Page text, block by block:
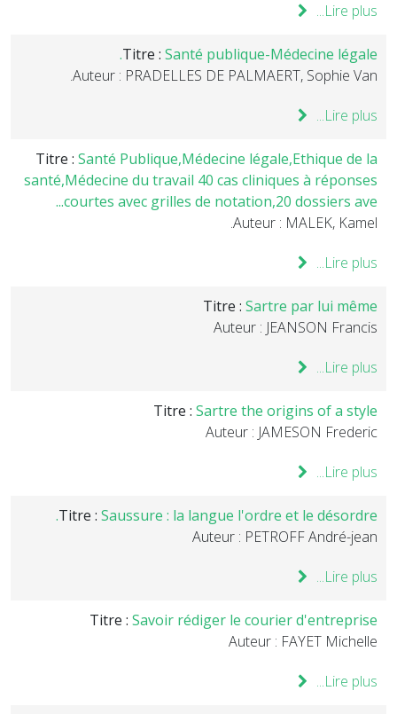
Lire plus...
Titre : Santé publique-Médecine légale.
Auteur : PRADELLES DE PALMAERT, Sophie Van.
Lire plus...
Titre : Santé Publique,Médecine légale,Ethique de la
santé,Médecine du travail 40 cas cliniques à réponses
courtes avec grilles de notation,20 dossiers ave...
Auteur : MALEK, Kamel.
Lire plus...
Titre : Sartre par lui même
Auteur : JEANSON Francis
Lire plus...
Titre : Sartre the origins of a style
Auteur : JAMESON Frederic
Lire plus...
Titre : Saussure : la langue l'ordre et le désordre.
Auteur : PETROFF André-jean
Lire plus...
Titre : Savoir rédiger le courier d'entreprise
Auteur : FAYET Michelle
Lire plus...